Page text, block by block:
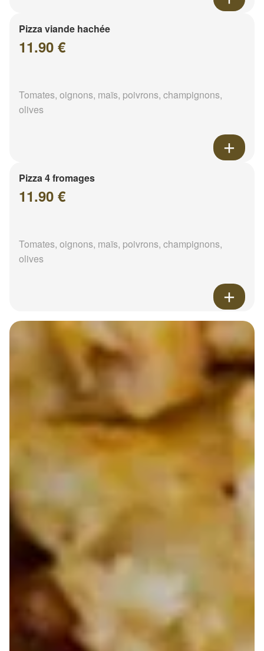
Pizza viande hachée
11.90 €
Tomates, oignons, maïs, poivrons, champignons,
olives
Pizza 4 fromages
11.90 €
Tomates, oignons, maïs, poivrons, champignons,
olives